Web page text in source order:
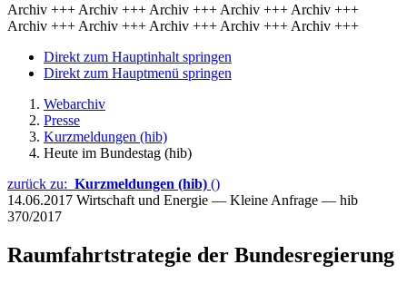
Archiv +++ Archiv +++ Archiv +++ Archiv +++ Archiv +++
Archiv +++ Archiv +++ Archiv +++ Archiv +++ Archiv +++
Direkt zum Hauptinhalt springen
Direkt zum Hauptmenü springen
Webarchiv
Presse
Kurzmeldungen (hib)
Heute im Bundestag (hib)
zurück zu: Kurzmeldungen (hib) ()
14.06.2017 Wirtschaft und Energie — Kleine Anfrage — hib
370/2017
Raumfahrtstrategie der Bundesregierung